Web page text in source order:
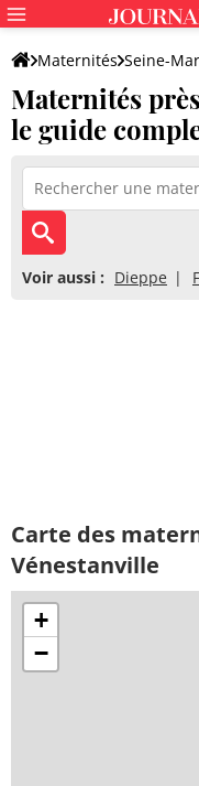
Maternités Seine-
Maternités
le guide
Voir aussi : Dieppe
Carte des
Vénestanville
+
−